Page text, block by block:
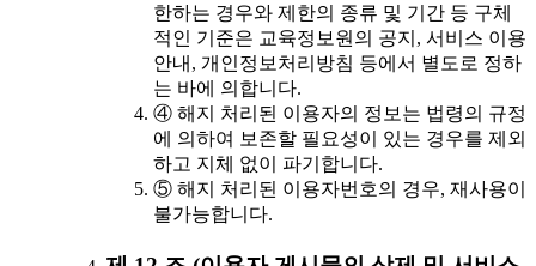
한하는 경우와 제한의 종류 및 기간 등 구체
적인 기준은 교육정보원의 공지, 서비스 이용
안내, 개인정보처리방침 등에서 별도로 정하
는 바에 의합니다.
④ 해지 처리된 이용자의 정보는 법령의 규정
에 의하여 보존할 필요성이 있는 경우를 제외
하고 지체 없이 파기합니다.
⑤ 해지 처리된 이용자번호의 경우, 재사용이
불가능합니다.